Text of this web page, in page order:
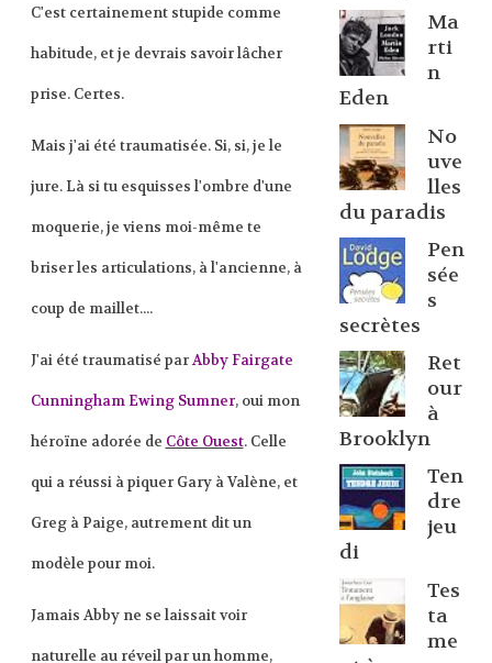
C'est certainement stupide comme
habitude, et je devrais savoir lâcher
prise. Certes.
Mais j'ai été traumatisée. Si, si, je le
jure. Là si tu esquisses l'ombre d'une
moquerie, je viens moi-même te
briser les articulations, à l'ancienne, à
coup de maillet....
J'ai été traumatisé parAbby Fairgate
Cunningham Ewing Sumner, oui mon
héroïne adorée de Côte Ouest. Celle
qui a réussi à piquer Gary à Valène, et
Greg à Paige, autrement dit un
modèle pour moi.
Jamais Abbyne se laissait voir
naturelle au réveil par un homme,
Ma
rti
n
Eden
No
uve
lles
du paradis
Pen
sée
s
secrètes
Ret
our
à
Brooklyn
Ten
dre
jeu
di
Tes
ta
me